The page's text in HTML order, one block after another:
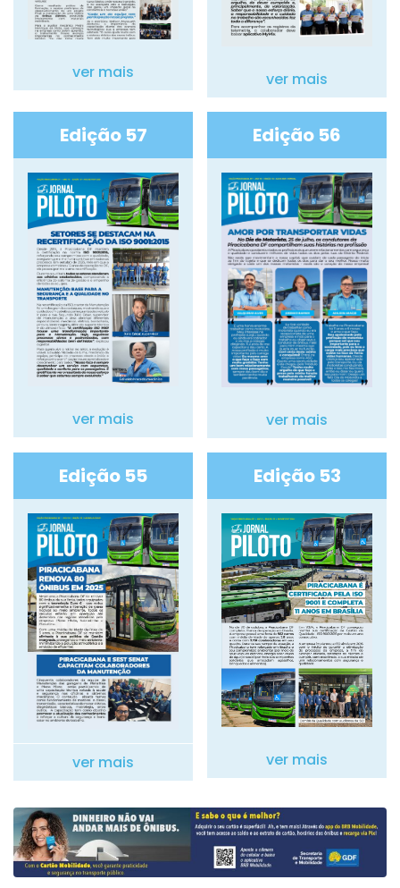
ver mais ver mais
Edição 57
ver mais
Edição 56
ver mais
Edição 55
ver mais
Edição 53
ver mais